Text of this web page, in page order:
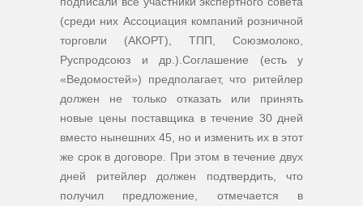
(среди них Ассоциация компаний розничной
торговли (АКОРТ), ТПП, Союзмолоко,
Руспродсоюз и др.).Соглашение (есть у
«Ведомостей») предполагает, что ритейлер
должен не только отказать или принять
новые цены поставщика в течение 30 дней
вместо нынешних 45, но и изменить их в этот
же срок в договоре. При этом в течение двух
дней ритейлер должен подтвердить, что
получил предложение, отмечается в